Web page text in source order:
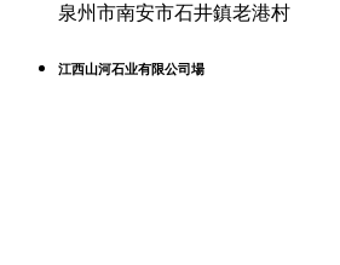
泉州市南安市石井鎮老港村
江西山河石业有限公司場